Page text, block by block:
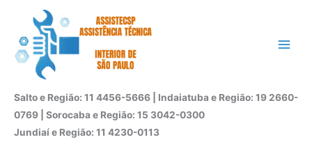
conteúdo
Salto e Região: 11 4456-5666 | Indaiatuba e Região: 19 2660-
0769 | Sorocaba e Região: 15 3042-0300
Jundiaí e Região: 11 4230-0113